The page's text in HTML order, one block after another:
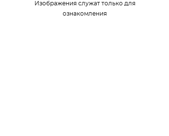
Изображения служат только для
ознакомления